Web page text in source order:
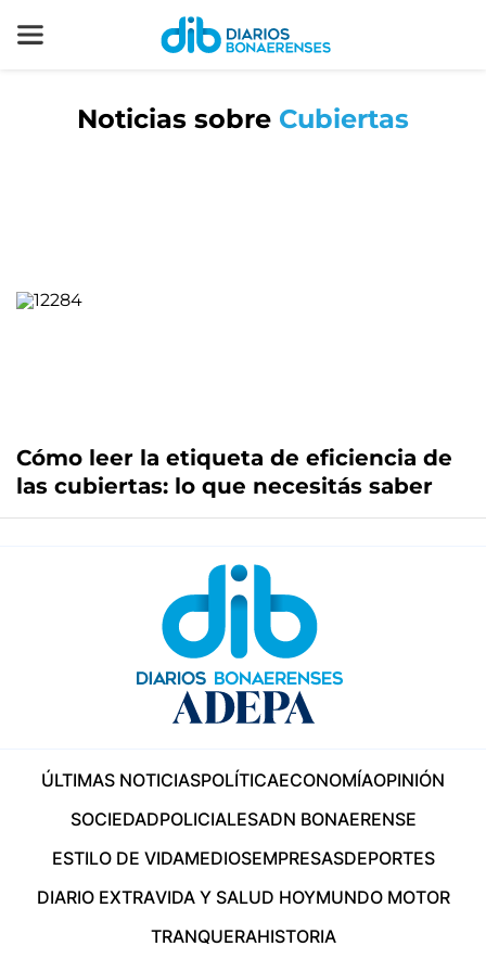
Noticias sobre Cubiertas
Cómo leer la etiqueta de eficiencia de
las cubiertas: lo que necesitás saber
ÚLTIMAS NOTICIASPOLÍTICAECONOMÍAOPINIÓN
SOCIEDADPOLICIALESADN BONAERENSE
ESTILO DE VIDAMEDIOSEMPRESASDEPORTES
DIARIO EXTRAVIDA Y SALUD HOYMUNDO MOTOR
TRANQUERAHISTORIA